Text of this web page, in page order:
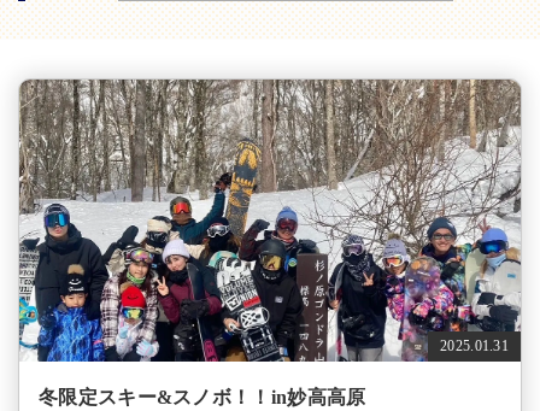
2025.01.31
冬限定スキー&スノボ！！in妙高高原